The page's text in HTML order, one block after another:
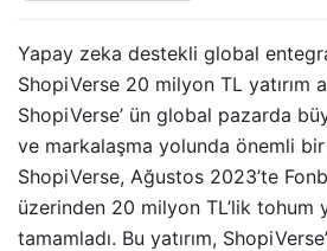
Yapay zeka destekli global
ShopiVerse 20 milyon TL yatırım
ShopiVerse’ ün global pazarda
ve markalaşma yolunda önemli bir
ShopiVerse, Ağustos 2023’te
üzerinden 20 milyon TL’lik tohum
tamamladı. Bu yatırım,